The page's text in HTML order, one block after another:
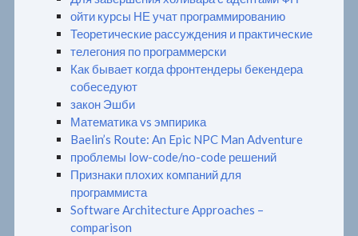
ойти курсы НЕ учат программированию
Теоретические рассуждения и практические
телегония по программерски
Как бывает когда фронтендеры бекендера
собеседуют
закон Эшби
Математика vs эмпирика
Baelin’s Route: An Epic NPC Man Adventure
проблемы low-code/no-code решений
Признаки плохих компаний для
программиста
Software Architecture Approaches –
comparison